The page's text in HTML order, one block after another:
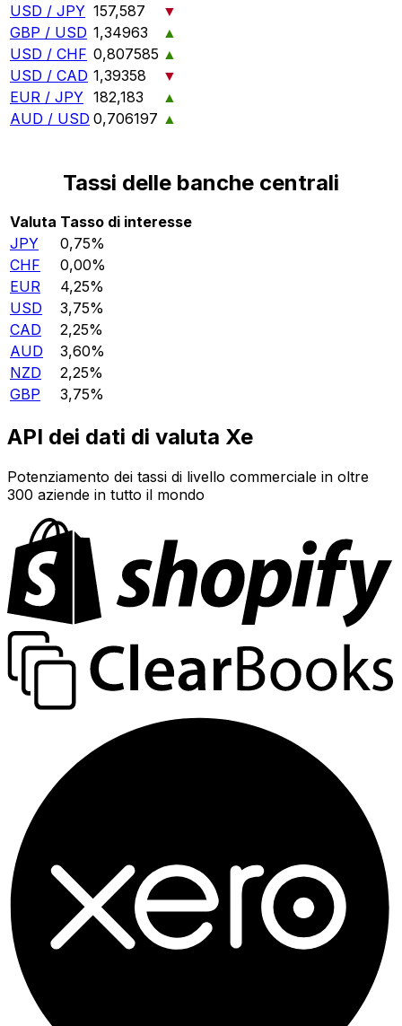
USD / JPY 157,587
▼
GBP / USD 1,34963
▲
USD / CHF 0,807585 ▲
USD / CAD 1,39358
▼
EUR / JPY 182,183
▲
AUD / USD 0,706197 ▲
Tassi delle banche centrali
Valuta Tasso di interesse
JPY
0,75%
CHF
0,00%
EUR
4,25%
USD
3,75%
CAD
2,25%
AUD
3,60%
NZD
2,25%
GBP
3,75%
API dei dati di valuta Xe
Potenziamento dei tassi di livello commerciale in oltre
300 aziende in tutto il mondo